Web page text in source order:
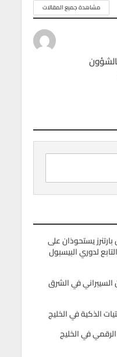
مشاهدة جميع المقالات
يستحوذان على
لدوري البيسبول
في الشرق
الرقمي في الخليج